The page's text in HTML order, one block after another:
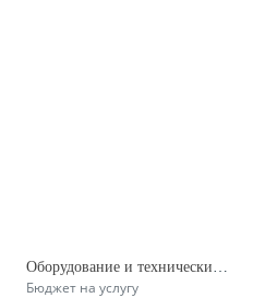
Бюджет на услугу